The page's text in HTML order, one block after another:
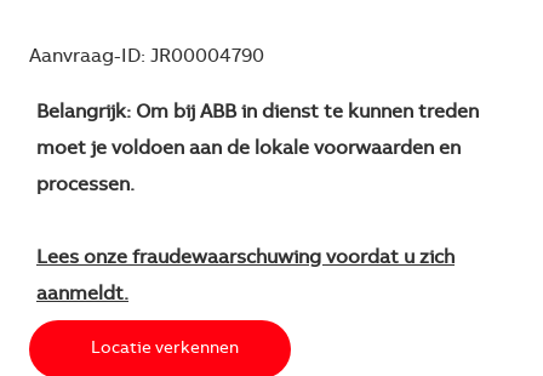
Aanvraag-ID: JR00004790
Belangrijk: Om bij ABB in dienst te kunnen treden
moet je voldoen aan de lokale voorwaarden en
processen.
Lees onze fraudewaarschuwing voordat u zich
aanmeldt.
Locatie verkennen